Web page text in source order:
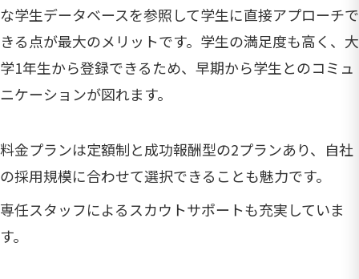
な学生データベースを参照して学生に直接アプローチで
きる点が最大のメリットです。学生の満足度も高く、大
学1年生から登録できるため、早期から学生とのコミュ
ニケーションが図れます。
料金プランは定額制と成功報酬型の2プランあり、自社
の採用規模に合わせて選択できることも魅力です。
専任スタッフによるスカウトサポートも充実していま
す。